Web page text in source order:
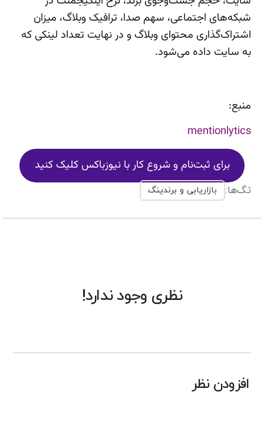
شبکه‌های اجتماعی، سهم صدا، ترافیک وبلاگ، میزان
اشتراک‌گذاری محتوای وبلاگ و در نهایت تعداد لینکی که
به سایت داده می‌شود.
منبع:
mentionlytics
برای ثبت‌نام و شروع کار با نیوزباکس کلیک کنید
تگ‌ها: بازاریابی و برندینگ
نظری وجود ندارد!
افزودن نظر